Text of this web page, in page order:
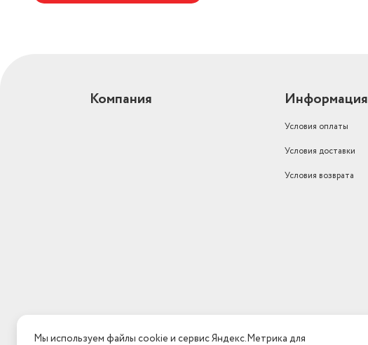
Компания Информация
Условия оплаты
Условия доставки
Условия возврата
Мы используем файлы cookie и сервис Яндекс.Метрика для